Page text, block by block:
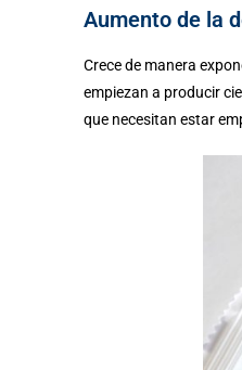
Aumento de la
Crece de manera
empiezan a producir
que necesitan estar